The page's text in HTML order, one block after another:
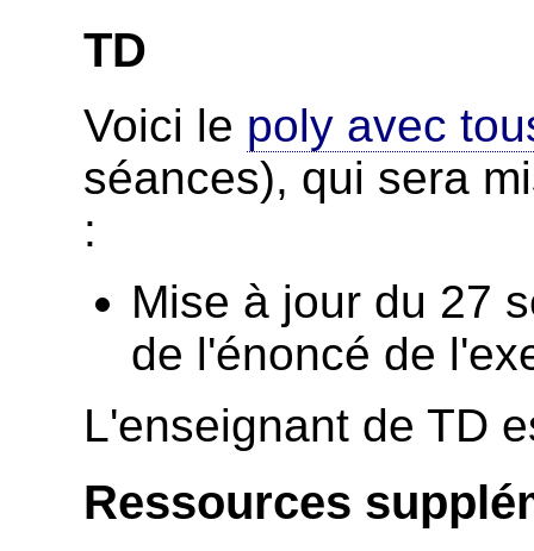
TD
Voici le poly avec
séances), qui sera
:
Mise à jour du 27
de l'énoncé de
L'enseignant de TD
Ressources